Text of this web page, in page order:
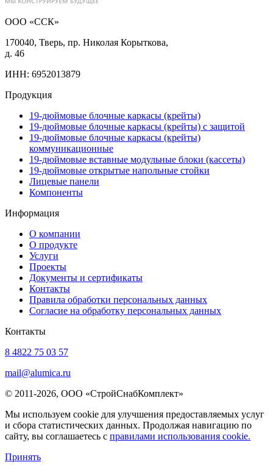
ООО «ССК»
170040, Тверь, пр. Николая Корыткова,
д. 46
ИНН: 6952013879
Продукция
19-дюймовые блочные каркасы (крейты)
19-дюймовые блочные каркасы (крейты) с защитой
19-дюймовые блочные каркасы (крейты)
коммуникационные
19-дюймовые вставные модульные блоки (кассеты)
19-дюймовые открытые напольные стойки
Лицевые панели
Компоненты
Информация
О компании
О продукте
Услуги
Проекты
Документы и сертификаты
Контакты
Правила обработки персональных данных
Согласие на обработку персональных данных
Контакты
8 4822 75 03 57
mail@alumica.ru
© 2011-2026, ООО «СтройСнабКомплект»
Мы используем cookie для улучшения предоставляемых услуг
и сбора статистических данных. Продолжая навигацию по
сайту, вы соглашаетесь с правилами использования cookie.
Принять